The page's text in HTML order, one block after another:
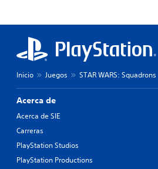
Inicio Juegos STAR WARS: Squadrons
Acerca de
Acerca de SIE
Carreras
PlayStation Studios
PlayStation Productions